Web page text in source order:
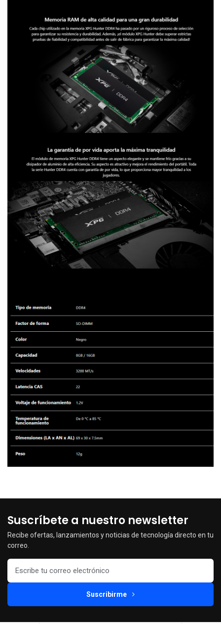
Suscríbete a nuestro newsletter
Recibe ofertas, lanzamientos y noticias de tecnología directo en tu
correo.
Suscribirme